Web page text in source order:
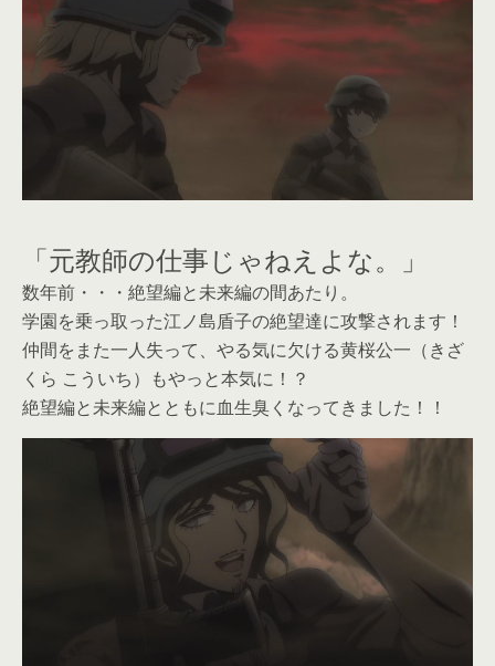
「元教師の仕事じゃねえよな。」
数年前・・・絶望編と未来編の間あたり。
学園を乗っ取った江ノ島盾子の絶望達に攻撃されます！
仲間をまた一人失って、やる気に欠ける黄桜公一（きざ
くら こういち）もやっと本気に！？
絶望編と未来編とともに血生臭くなってきました！！